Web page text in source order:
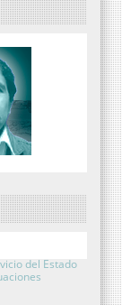
del Estado